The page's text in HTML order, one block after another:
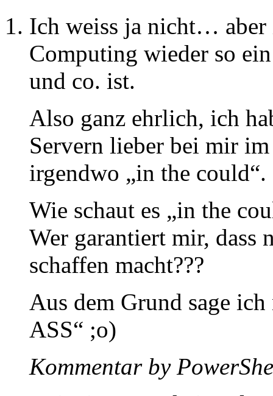
Ich weiss ja nicht… aber
Computing wieder so
und co. ist.
Also ganz ehrlich, ich
Servern lieber bei mir
irgendwo „in the could“.
Wie schaut es „in the
Wer garantiert mir, dass
schaffen macht???
Aus dem Grund sage
ASS“ ;o)
Kommentar by